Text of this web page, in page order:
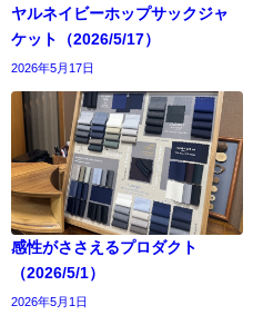
ヤルネイビーホップサックジャ
ケット（2026/5/17）
2026年5月17日
感性がささえるプロダクト
（2026/5/1）
2026年5月1日